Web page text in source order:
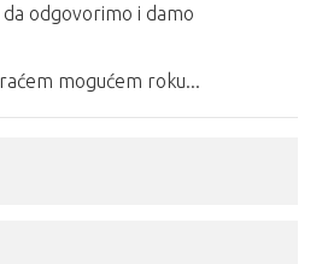
odgovorimo i damo
mogućem roku...